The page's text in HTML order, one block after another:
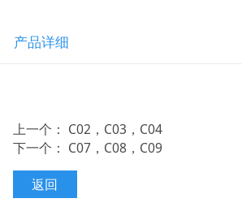
产品详细
上一个： C02，C03，C04
下一个： C07，C08，C09
返回